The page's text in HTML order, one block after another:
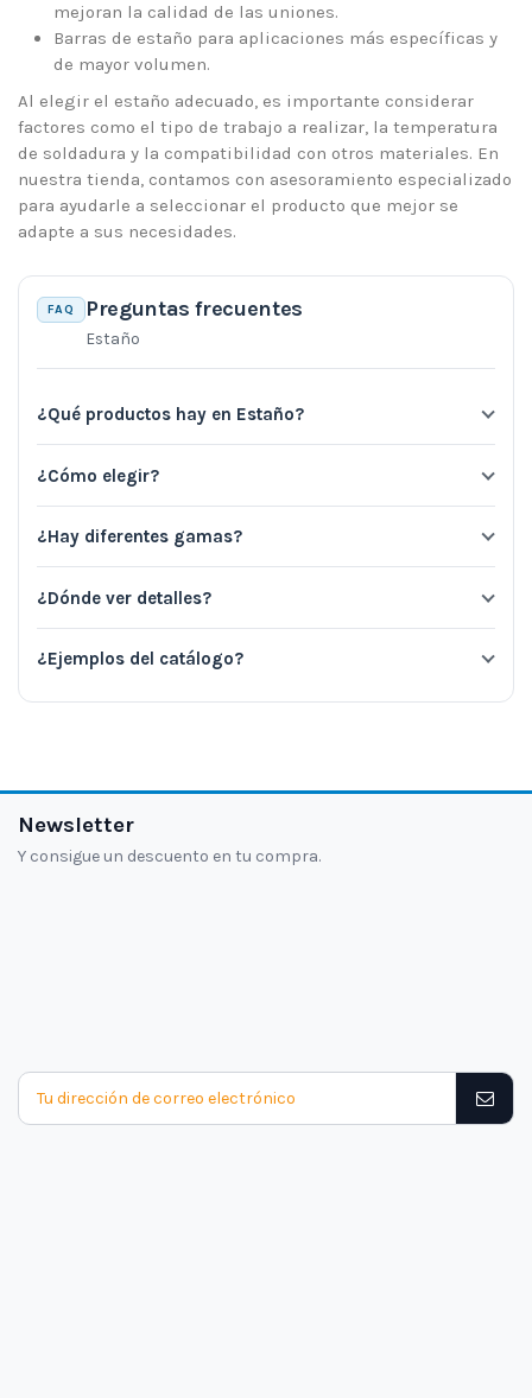
mejoran la calidad de las uniones.
Barras de estaño para aplicaciones más específicas y
de mayor volumen.
Al elegir el estaño adecuado, es importante considerar
factores como el tipo de trabajo a realizar, la temperatura
de soldadura y la compatibilidad con otros materiales. En
nuestra tienda, contamos con asesoramiento especializado
para ayudarle a seleccionar el producto que mejor se
adapte a sus necesidades.
FAQ Preguntas frecuentes
Estaño
¿Qué productos hay en Estaño?
¿Cómo elegir?
¿Hay diferentes gamas?
¿Dónde ver detalles?
¿Ejemplos del catálogo?
Newsletter
Y consigue un descuento en tu compra.